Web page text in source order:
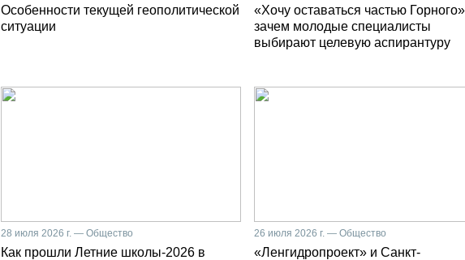
Особенности текущей геополитической
ситуации
«Хочу оставаться частью
зачем молодые специалисты
выбирают целевую аспирантуру
28 июля 2026 г. — Общество
Как прошли Летние школы-2026 в
26 июля 2026 г. — Общество
«Ленгидропроект» и Санкт-